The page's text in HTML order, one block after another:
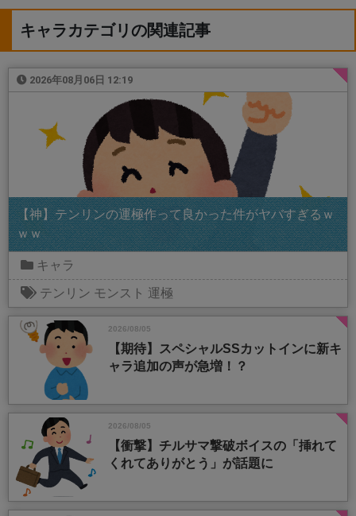
キャラカテゴリの関連記事
2026年08月06日 12:19
【神】テンリンの運極作って良かった件がヤバすぎるｗ
ｗｗ
キャラ
テンリン モンスト 運極
2026/08/05
【期待】スペシャルSSカットインに新キ
ャラ追加の声が急増！？
2026/08/05
【衝撃】チルサマ撃破ボイスの「挿れて
くれてありがとう」が話題に